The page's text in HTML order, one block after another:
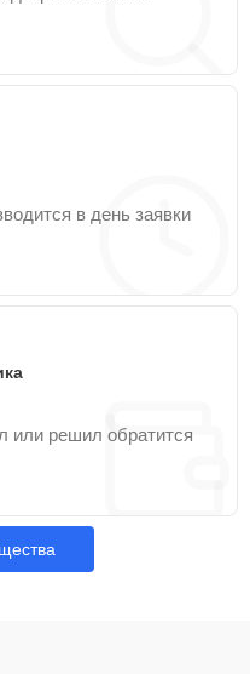
в день заявки
или решил обратится